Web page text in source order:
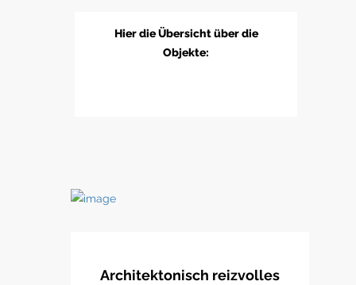
Hier die Übersicht über die
Objekte:
Architektonisch reizvolles